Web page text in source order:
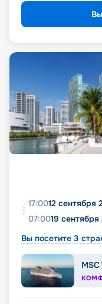
17:0012 сентября
07:0019 сентября
Вы посетите 3